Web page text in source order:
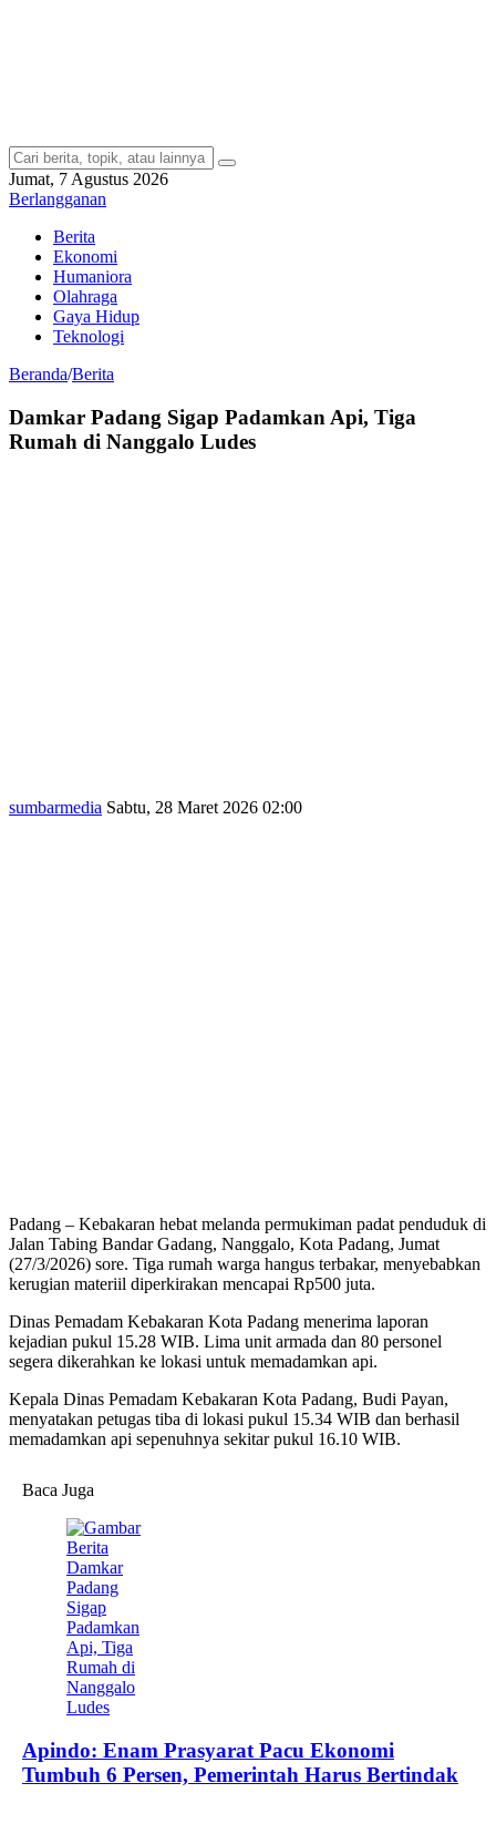
Jumat, 7 Agustus 2026
Berlangganan
Berita
Ekonomi
Humaniora
Olahraga
Gaya Hidup
Teknologi
Beranda/Berita
Damkar Padang Sigap Padamkan Api, Tiga
Rumah di Nanggalo Ludes
sumbarmedia Sabtu, 28 Maret 2026 02:00
Padang – Kebakaran hebat melanda permukiman padat penduduk di
Jalan Tabing Bandar Gadang, Nanggalo, Kota Padang, Jumat
(27/3/2026) sore. Tiga rumah warga hangus terbakar, menyebabkan
kerugian materiil diperkirakan mencapai Rp500 juta.
Dinas Pemadam Kebakaran Kota Padang menerima laporan
kejadian pukul 15.28 WIB. Lima unit armada dan 80 personel
segera dikerahkan ke lokasi untuk memadamkan api.
Kepala Dinas Pemadam Kebakaran Kota Padang, Budi Payan,
menyatakan petugas tiba di lokasi pukul 15.34 WIB dan berhasil
memadamkan api sepenuhnya sekitar pukul 16.10 WIB.
Baca Juga
Apindo: Enam Prasyarat Pacu Ekonomi
Tumbuh 6 Persen, Pemerintah Harus Bertindak